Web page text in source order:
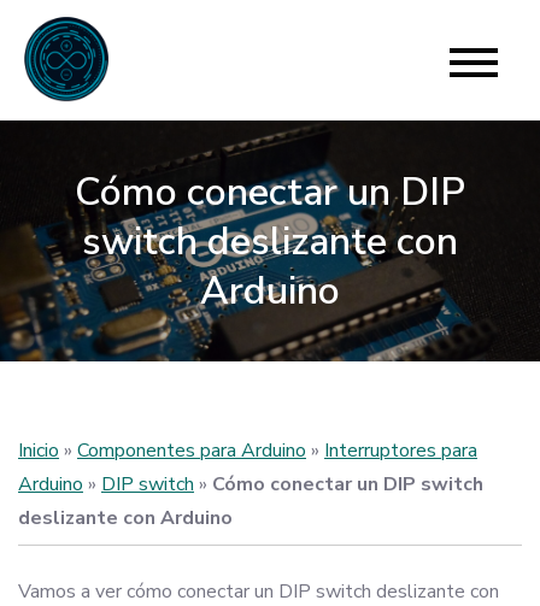
content
Cómo conectar un DIP
switch deslizante con
Arduino
Inicio » Componentes para Arduino » Interruptores para
Arduino » DIP switch » Cómo conectar un DIP switch
deslizante con Arduino
Vamos a ver cómo conectar un DIP switch deslizante con